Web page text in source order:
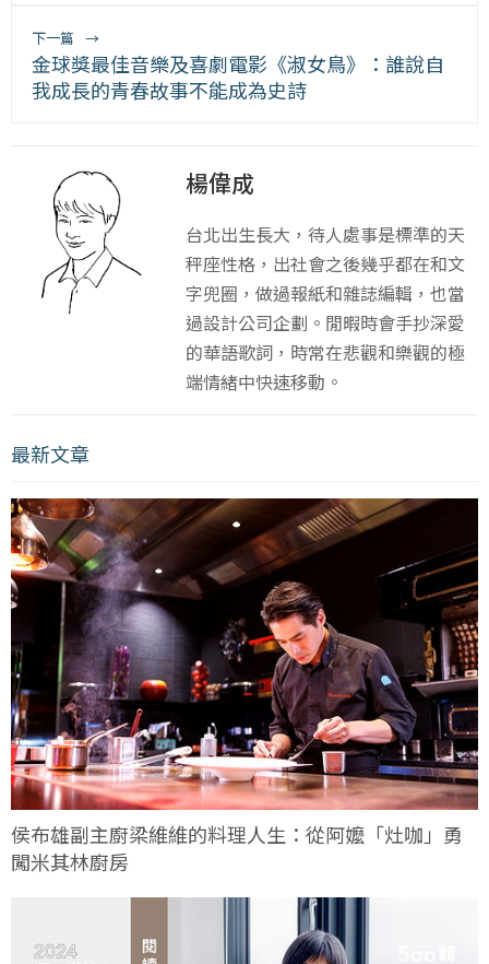
下一篇 →
金球獎最佳音樂及喜劇電影《淑女鳥》：誰說自
我成長的青春故事不能成為史詩
楊偉成
台北出生長大，待人處事是標準的天
秤座性格，出社會之後幾乎都在和文
字兜圈，做過報紙和雜誌編輯，也當
過設計公司企劃。閒暇時會手抄深愛
的華語歌詞，時常在悲觀和樂觀的極
端情緒中快速移動。
最新文章
侯布雄副主廚梁維維的料理人生：從阿嬤「灶咖」勇
闖米其林廚房